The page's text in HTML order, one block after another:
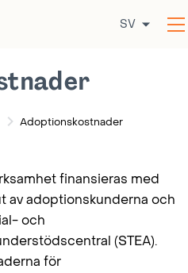
SV
Adoptionskostnader
finansieras med
av adoptionskunderna och
och
(STEA).
för